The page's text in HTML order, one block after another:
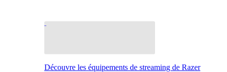
Découvre les équipements de streaming de Razer